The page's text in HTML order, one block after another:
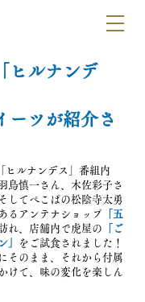
「ヒルナンデ
ーツが紹介さ
ヒルナンデス」番組内
鳥慎一さん、木佐彩子さ
してぺこぱの松陰寺太勇
るアンテナショップ 「五
れ、店舗内で虎屋の 「ご
」
をご試食されました！
そのまま、それから付属
けて、味の変化を楽しん